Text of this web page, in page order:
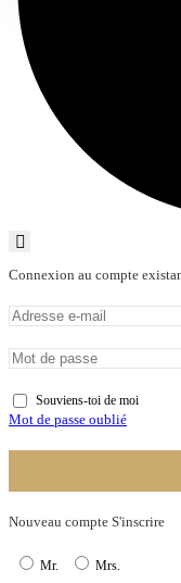
Connexion au compte
Souviens-toi de moi
Mot de passe oublié
Nouveau compte S'inscrire
Mr. Mrs.